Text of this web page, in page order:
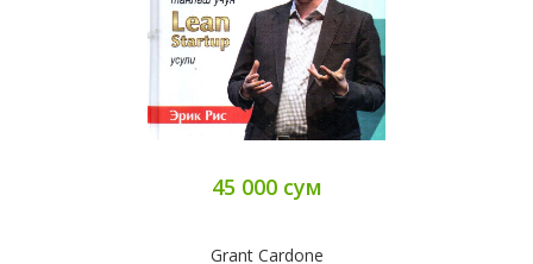
45 000 сум
Grant Cardone